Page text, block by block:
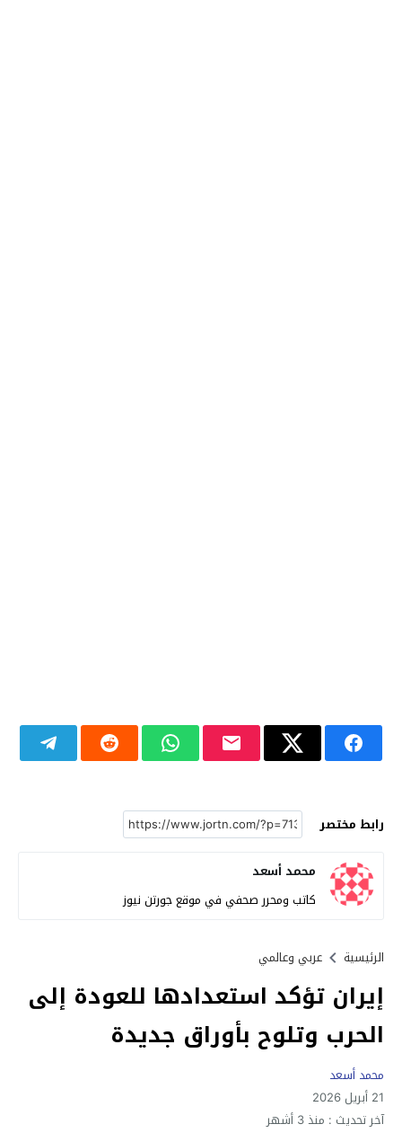
رابط مختصر
محمد أسعد
كاتب ومحرر صحفي في موقع جورتن نيوز
الرئيسية عربي وعالمي
إيران تؤكد استعدادها للعودة إلى
الحرب وتلوح بأوراق جديدة
محمد أسعد
21 أبريل 2026
آخر تحديث : منذ 3 أشهر